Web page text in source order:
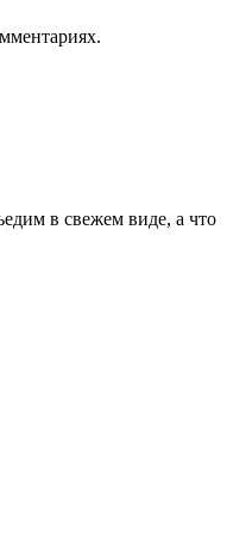
в свежем виде, а что